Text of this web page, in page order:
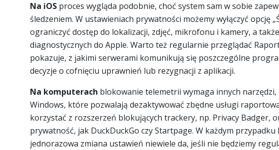
Na iOSproces wygląda podobnie, choć system sam w sobie
śledzeniem. W ustawieniach prywatności możemy wyłączyć opcję
ograniczyć dostęp do lokalizacji, zdjęć, mikrofonu i kamery, a
diagnostycznych do Apple. Warto też regularnie przeglądać
pokazuje, z jakimi serwerami komunikują się poszczególne
decyzje o cofnięciu uprawnień lub rezygnacji z aplikacji.
Na komputerach blokowanie telemetrii wymaga innych narzędzi,
Windows, które pozwalają dezaktywować zbędne usługi
korzystać z rozszerzeń blokujących trackery, np. Privacy Badger,
prywatność, jak DuckDuckGo czy Startpage. W każdym
jednorazowa zmiana ustawień niewiele da, jeśli nie będziemy